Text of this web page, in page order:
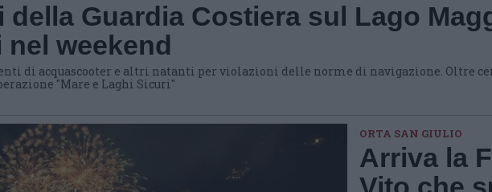
della Guardia Costiera sul Lago
weekend
di acquascooter e altri natanti per violazioni delle norme di navigazione. Oltre
"Mare e Laghi Sicuri"
ORTA SAN GIULIO
Arriva la